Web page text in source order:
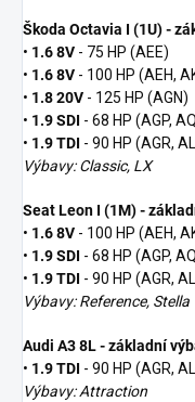
Škoda Octavia I (1U) -
• 1.6 8V - 75 HP (AEE)
• 1.6 8V - 100 HP (AEH,
• 1.8 20V - 125 HP (AGN)
• 1.9 SDI - 68 HP (AGP,
• 1.9 TDI - 90 HP (AGR,
Výbavy: Classic, LX
Seat Leon I (1M) -
• 1.6 8V - 100 HP (AEH,
• 1.9 SDI - 68 HP (AGP,
• 1.9 TDI - 90 HP (AGR,
Výbavy: Reference, Stella
Audi A3 8L - základní
• 1.9 TDI - 90 HP (AGR,
Výbavy: Attraction